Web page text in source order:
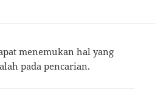
menemukan hal yang
pada pencarian.